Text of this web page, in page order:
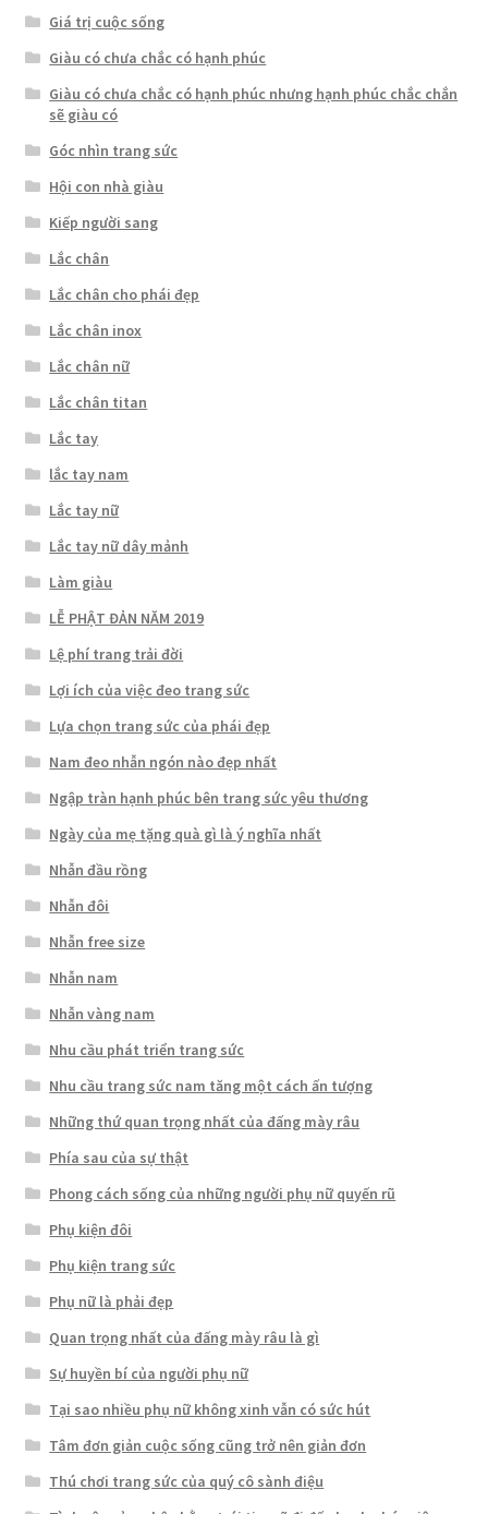
Giá trị cuộc sống
Giàu có chưa chắc có hạnh phúc
Giàu có chưa chắc có hạnh phúc nhưng hạnh phúc chắc chắn
sẽ giàu có
Góc nhìn trang sức
Hội con nhà giàu
Kiếp người sang
Lắc chân
Lắc chân cho phái đẹp
Lắc chân inox
Lắc chân nữ
Lắc chân titan
Lắc tay
lắc tay nam
Lắc tay nữ
Lắc tay nữ dây mảnh
Làm giàu
LỄ PHẬT ĐẢN NĂM 2019
Lệ phí trang trải đời
Lợi ích của việc đeo trang sức
Lựa chọn trang sức của phái đẹp
Nam đeo nhẫn ngón nào đẹp nhất
Ngập tràn hạnh phúc bên trang sức yêu thương
Ngày của mẹ tặng quà gì là ý nghĩa nhất
Nhẫn đầu rồng
Nhẫn đôi
Nhẫn free size
Nhẫn nam
Nhẫn vàng nam
Nhu cầu phát triển trang sức
Nhu cầu trang sức nam tăng một cách ấn tượng
Những thứ quan trọng nhất của đấng mày râu
Phía sau của sự thật
Phong cách sống của những người phụ nữ quyến rũ
Phụ kiện đôi
Phụ kiện trang sức
Phụ nữ là phải đẹp
Quan trọng nhất của đấng mày râu là gì
Sự huyền bí của người phụ nữ
Tại sao nhiều phụ nữ không xinh vẫn có sức hút
Tâm đơn giản cuộc sống cũng trở nên giản đơn
Thú chơi trang sức của quý cô sành điệu